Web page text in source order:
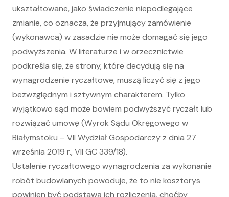
ukształtowane, jako świadczenie niepodlegające
zmianie, co oznacza, że przyjmujący zamówienie
(wykonawca) w zasadzie nie może domagać się jego
podwyższenia. W literaturze i w orzecznictwie
podkreśla się, że strony, które decydują się na
wynagrodzenie ryczałtowe, muszą liczyć się z jego
bezwzględnym i sztywnym charakterem. Tylko
wyjątkowo sąd może bowiem podwyższyć ryczałt lub
rozwiązać umowę (Wyrok Sądu Okręgowego w
Białymstoku – VII Wydział Gospodarczy z dnia 27
września 2019 r., VII GC 339/18).
Ustalenie ryczałtowego wynagrodzenia za wykonanie
robót budowlanych powoduje, że to nie kosztorys
powinien być podstawą ich rozliczenia, choćby